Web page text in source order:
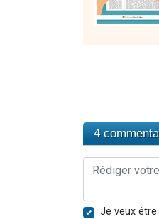
4
Je veux